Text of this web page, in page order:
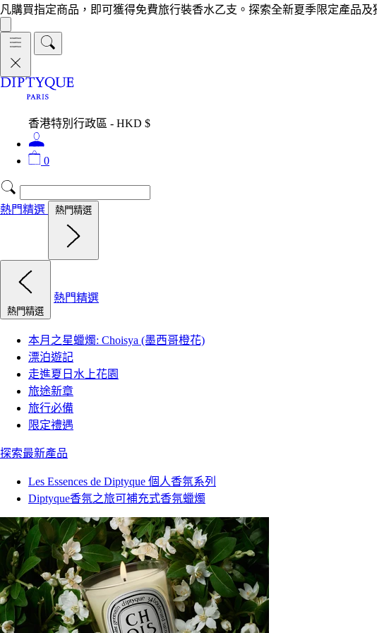
凡購買指定商品，即可獲得免費旅行裝香水乙支。探索全新夏季限定產品及
香港特別行政區 - HKD $
0
熱門精選 熱門精選
熱門精選
熱門精選
本月之星蠟燭: Choisya (墨西哥橙花)
漂泊遊記
走進夏日水上花園
旅途新章
旅行必備
限定禮遇
探索最新產品
Les Essences de Diptyque 個人香氛系列
Diptyque香氛之旅可補充式香氛蠟燭